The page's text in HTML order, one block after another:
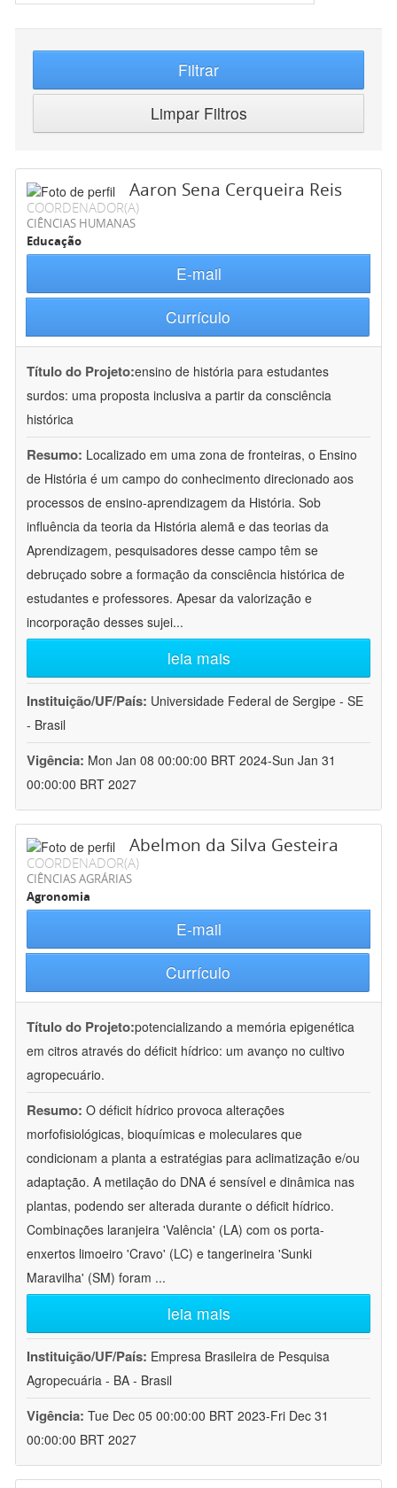
Filtrar
Limpar Filtros
Aaron Sena Cerqueira Reis
COORDENADOR(A)
CIÊNCIAS HUMANAS
Educação
E-mail
Currículo
Título do Projeto:ensino de história para estudantes
surdos: uma proposta inclusiva a partir da consciência
histórica
Resumo: Localizado em uma zona de fronteiras, o Ensino
de História é um campo do conhecimento direcionado aos
processos de ensino-aprendizagem da História. Sob
influência da teoria da História alemã e das teorias da
Aprendizagem, pesquisadores desse campo têm se
debruçado sobre a formação da consciência histórica de
estudantes e professores. Apesar da valorização e
incorporação desses sujei...
leia mais
Instituição/UF/País: Universidade Federal de Sergipe - SE
- Brasil
Vigência: Mon Jan 08 00:00:00 BRT 2024-Sun Jan 31
00:00:00 BRT 2027
Abelmon da Silva Gesteira
COORDENADOR(A)
CIÊNCIAS AGRÁRIAS
Agronomia
E-mail
Currículo
Título do Projeto:potencializando a memória epigenética
em citros através do déficit hídrico: um avanço no cultivo
agropecuário.
Resumo: O déficit hídrico provoca alterações
morfofisiológicas, bioquímicas e moleculares que
condicionam a planta a estratégias para aclimatização e/ou
adaptação. A metilação do DNA é sensível e dinâmica nas
plantas, podendo ser alterada durante o déficit hídrico.
Combinações laranjeira 'Valência' (LA) com os porta-
enxertos limoeiro 'Cravo' (LC) e tangerineira 'Sunki
Maravilha' (SM) foram ...
leia mais
Instituição/UF/País: Empresa Brasileira de Pesquisa
Agropecuária - BA - Brasil
Vigência: Tue Dec 05 00:00:00 BRT 2023-Fri Dec 31
00:00:00 BRT 2027